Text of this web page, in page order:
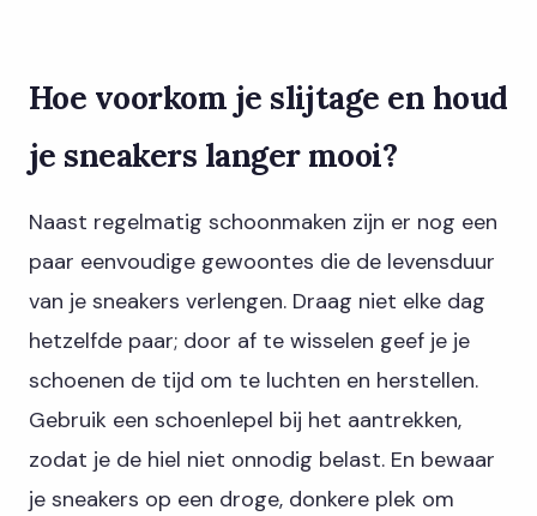
Hoe voorkom je slijtage en houd
je sneakers langer mooi?
Naast regelmatig schoonmaken zijn er nog een
paar eenvoudige gewoontes die de levensduur
van je sneakers verlengen. Draag niet elke dag
hetzelfde paar; door af te wisselen geef je je
schoenen de tijd om te luchten en herstellen.
Gebruik een schoenlepel bij het aantrekken,
zodat je de hiel niet onnodig belast. En bewaar
je sneakers op een droge, donkere plek om